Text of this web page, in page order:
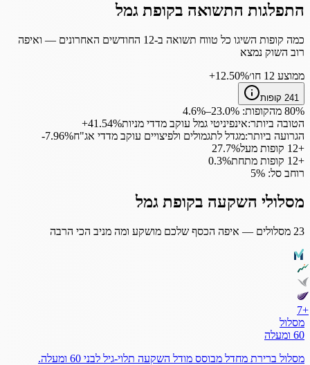
התפלגות התשואה בקופת גמל
כמה קופות השיגו כל טווח תשואה ב-12 החודשים האחרונים — ואיפה
רוב השוק נמצא
ממוצע 12 חו׳
‎+12.50%
241 קופות
80% מהקופות: 4.6%–23.0%
הטובה ביותר:אינפיניטי גמל עוקב מדדי מניות‎+41.54%
הגרועה ביותר:מגדל לתגמולים ולפיצויים עוקב מדדי אג"ח‎-7.96%
+
12 קופות מעל 27.7%
+
12 קופות מתחת 0.3%
רוחב סל:
5%
מסלולי השקעה בקופת גמל
23 מסלולים — איפה הכסף שלכם מושקע ומה מניב הכי הרבה
+
7
מסלול
60 ומעלה
מסלול ברירת מחדל מבוסס מודל השקעה תלוי-גיל לבני 60 ומעלה.